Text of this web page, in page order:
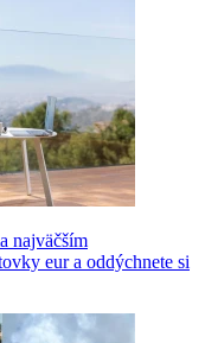
najväčším
eur a oddýchnete si